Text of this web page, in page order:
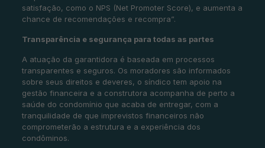
satisfação, como o NPS (Net Promoter Score), e aumenta a
chance de recomendações e recompra”.
Transparência e segurança para todas as partes
A atuação da garantidora é baseada em processos
transparentes e seguros. Os moradores são informados
sobre seus direitos e deveres, o síndico tem apoio na
gestão financeira e a construtora acompanha de perto a
saúde do condomínio que acaba de entregar, com a
tranquilidade de que imprevistos financeiros não
comprometerão a estrutura e a experiência dos
condôminos.